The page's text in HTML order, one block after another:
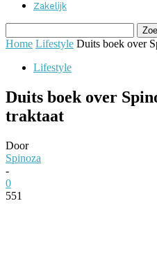
Zakelijk
Home Lifestyle Duits boek over
Lifestyle
Duits boek over
traktaat
Door
Spinoza
-
0
551